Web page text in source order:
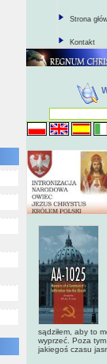
Strona
Kontakt
sądziłem, aby to
wyprzeć. Poza
jakiegoś czasu